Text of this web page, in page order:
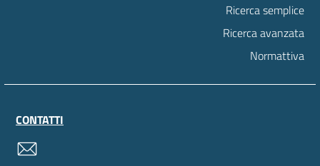
Ricerca semplice
Ricerca avanzata
Normattiva
CONTATTI